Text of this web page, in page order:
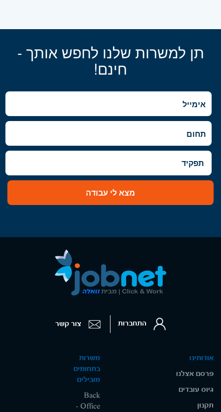
תן למשרות שלנו לחפש אותך -
חינם!
מצא לי עבודה
אודותינו
פרסם אצלנו
גיוס עובדים
תקנון
משרות
בתחומים
מובילים
Back
Office -